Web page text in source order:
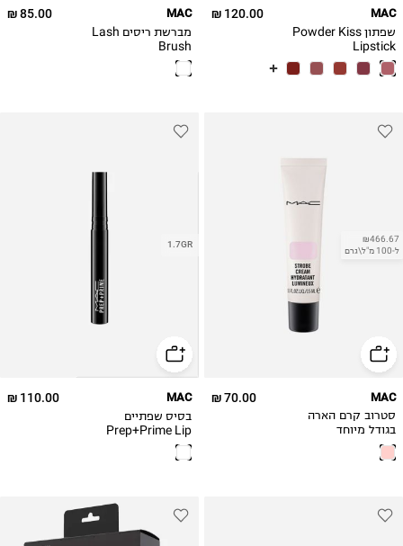
120.00 ₪ MAC
שפתון Powder Kiss
Lipstick
85.00 ₪ MAC
מברשת ריסים Lash
Brush
₪466.67
ל-100 מ"ל\גרם
70.00 ₪ MAC
סטרוב קרם הארה
בגודל מיוחד
1.7GR
110.00 ₪ MAC
בסיס שפתיים
Prep+Prime Lip